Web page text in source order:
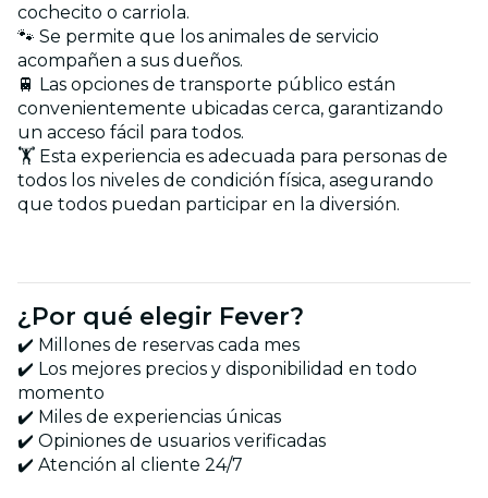
cochecito o carriola.
🐾 Se permite que los animales de servicio
acompañen a sus dueños.
🚆 Las opciones de transporte público están
convenientemente ubicadas cerca, garantizando
un acceso fácil para todos.
🏋️ Esta experiencia es adecuada para personas de
todos los niveles de condición física, asegurando
que todos puedan participar en la diversión.
¿Por qué elegir Fever?
✔️ Millones de reservas cada mes
✔️ Los mejores precios y disponibilidad en todo
momento
✔️ Miles de experiencias únicas
✔️ Opiniones de usuarios verificadas
✔️ Atención al cliente 24/7